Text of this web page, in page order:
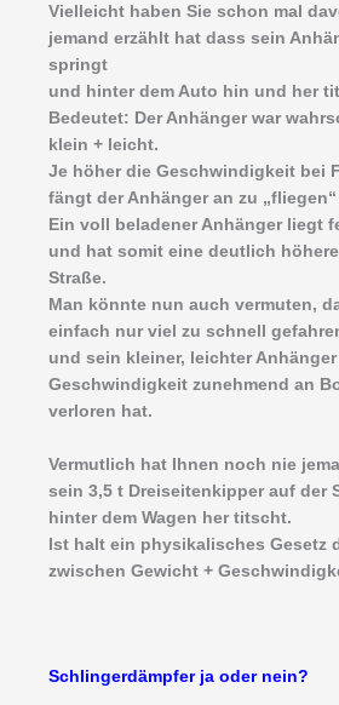
Vielleicht haben Sie schon mal
jemand erzählt hat dass sein
springt
und hinter dem Auto hin und her
Bedeutet: Der Anhänger war
klein + leicht.
Je höher die Geschwindigkeit bei
fängt der Anhänger an zu
Ein voll beladener Anhänger liegt
und hat somit eine deutlich
Straße.
Man könnte nun auch vermuten,
einfach nur viel zu schnell
und sein kleiner, leichter
Geschwindigkeit zunehmend an
verloren hat.
Vermutlich hat Ihnen noch nie
sein 3,5 t Dreiseitenkipper auf der
hinter dem Wagen her titscht.
Ist halt ein physikalisches Gesetz
zwischen Gewicht +
Schlingerdämpfer ja oder nein?